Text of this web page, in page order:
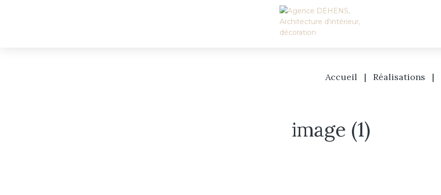
Accueil
Accueil | Réalisations |
image (1)